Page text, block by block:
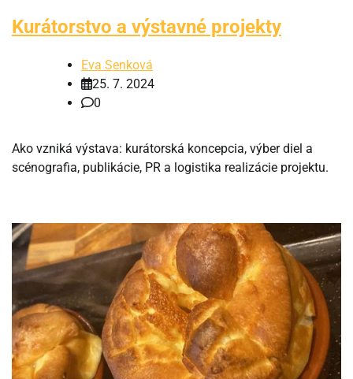
Kurátorstvo a výstavné projekty
Eva Senková
25. 7. 2024
0
Ako vzniká výstava: kurátorská koncepcia, výber diel a
scénografia, publikácie, PR a logistika realizácie projektu.